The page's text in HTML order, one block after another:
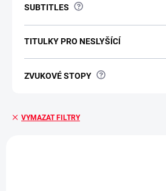
SUBTITLES ?
TITULKY PRO NESLYŠÍCÍ
ZVUKOVÉ STOPY ?
VYMAZAT FILTRY